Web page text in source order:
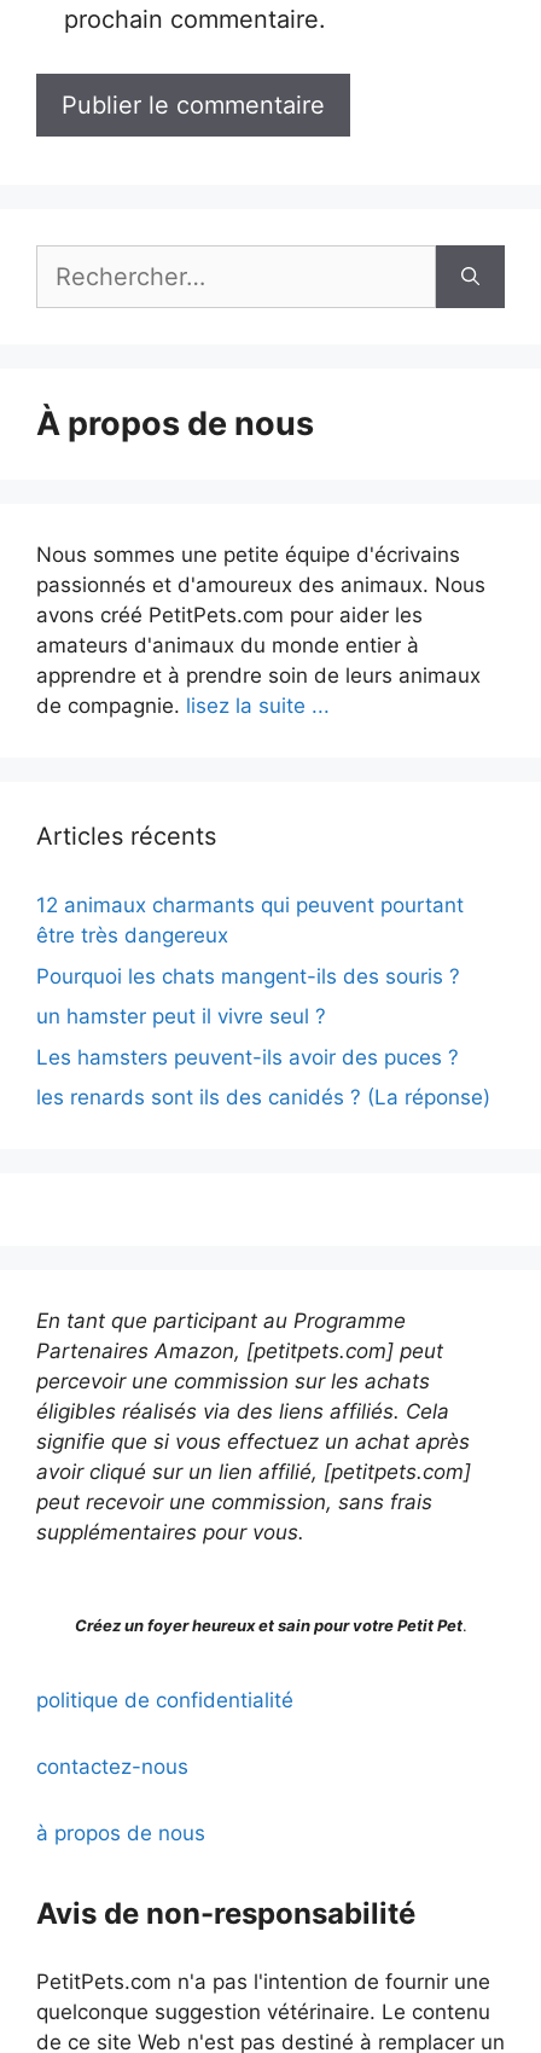
prochain commentaire.
À propos de nous
Nous sommes une petite équipe d'écrivains
passionnés et d'amoureux des animaux. Nous
avons créé PetitPets.com pour aider les
amateurs d'animaux du monde entier à
apprendre et à prendre soin de leurs animaux
de compagnie. lisez la suite ...
Articles récents
12 animaux charmants qui peuvent pourtant
être très dangereux
Pourquoi les chats mangent-ils des souris ?
un hamster peut il vivre seul ?
Les hamsters peuvent-ils avoir des puces ?
les renards sont ils des canidés ? (La réponse)
En tant que participant au Programme
Partenaires Amazon, [petitpets.com] peut
percevoir une commission sur les achats
éligibles réalisés via des liens affiliés. Cela
signifie que si vous effectuez un achat après
avoir cliqué sur un lien affilié, [petitpets.com]
peut recevoir une commission, sans frais
supplémentaires pour vous.
Créez un foyer heureux et sain pour votre Petit Pet.
politique de confidentialité
contactez-nous
à propos de nous
Avis de non-responsabilité
PetitPets.com n'a pas l'intention de fournir une
quelconque suggestion vétérinaire. Le contenu
de ce site Web n'est pas destiné à remplacer un